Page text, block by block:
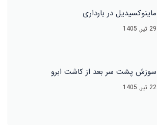
ماینوکسیدیل در بارداری
29 تیر, 1405
سوزش پشت سر بعد از کاشت ابرو
22 تیر, 1405